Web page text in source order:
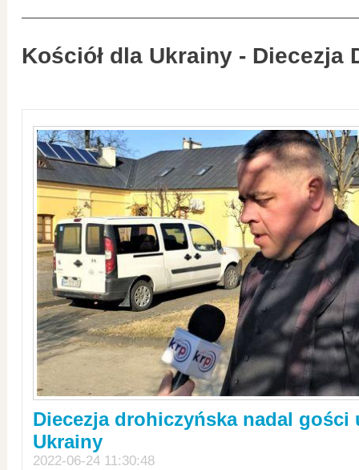
Kościół dla Ukrainy - Diecezja
Diecezja drohiczyńska nadal gości
Ukrainy
2022-06-24 11:30:48